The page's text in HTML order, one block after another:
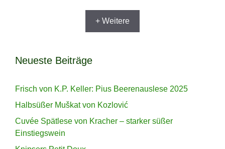
+ Weitere
Neueste Beiträge
Frisch von K.P. Keller: Pius Beerenauslese 2025
Halbsüßer Muškat von Kozlović
Cuvée Spätlese von Kracher – starker süßer
Einstiegswein